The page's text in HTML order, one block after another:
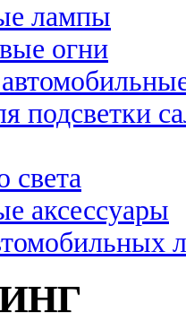
лампы
огни
подсветки
света
аксессуары